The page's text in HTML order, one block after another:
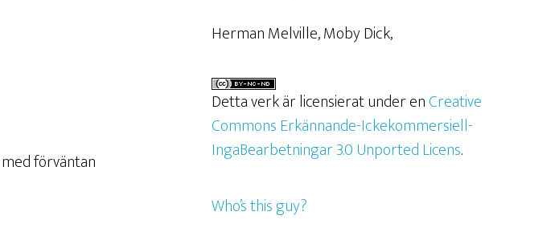
förväntan
Herman Melville, Moby Dick,
Detta verk är licensierat under enCreative
Commons Erkännande-Ickekommersiell-
IngaBearbetningar 3.0 Unported Licens.
Who’s this guy?